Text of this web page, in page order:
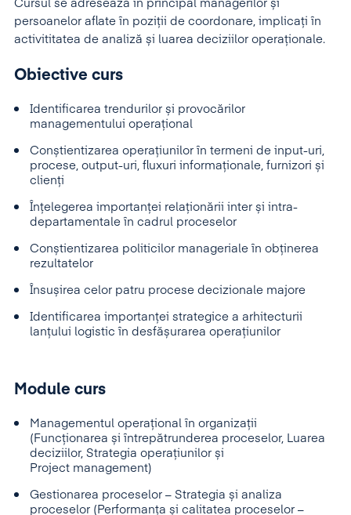
Cursul se adresează în principal managerilor și
persoanelor aflate în poziții de coordonare, implicați în
activititatea de analiză și luarea deciziilor operaționale.
Obiective curs
Identificarea trendurilor și provocărilor
managementului operațional
Conștientizarea operațiunilor în termeni de input-uri,
procese, output-uri, fluxuri informaționale, furnizori și
clienți
Înțelegerea importanței relaționării inter și intra-
departamentale în cadrul proceselor
Conștientizarea politicilor manageriale în obținerea
rezultatelor
Însușirea celor patru procese decizionale majore
Identificarea importanței strategice a arhitecturii
lanțului logistic în desfășurarea operațiunilor
Module curs
Managementul operațional în organizații
(Funcționarea și întrepătrunderea proceselor, Luarea
deciziilor, Strategia operațiunilor și
Project management)
Gestionarea proceselor – Strategia și analiza
proceselor (Performanța și calitatea proceselor –